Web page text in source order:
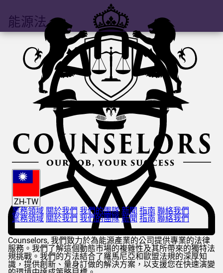
ZH-TW
業務領域 關於我們 我們的團隊 新聞 指南 聯絡我們
業務領域 關於我們 我們的團隊 新聞 指南 聯絡我們
能源法
Counselors, 我們致力於為能源產業的公司提供專業的法律
服務。我們了解這個動態市場的複雜性及其所帶來的獨特法
規挑戰。我們的方法結合了羅馬尼亞和歐盟法規的深厚知
識，提供創新、量身訂做的解決方案，以支援您在快速演變